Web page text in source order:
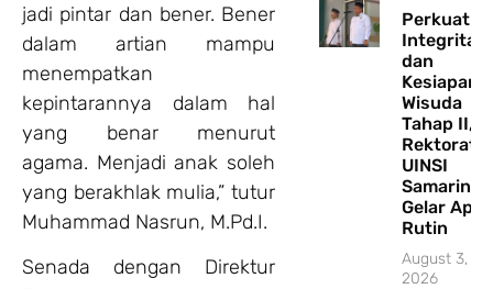
jadi pintar dan bener. Bener
dalam artian mampu
menempatkan
kepintarannya dalam hal
yang benar menurut
agama. Menjadi anak soleh
yang berakhlak mulia,” tutur
Muhammad Nasrun, M.Pd.I.
Senada dengan Direktur
Perkuat
Integritas
dan
Kesiapan
Wisuda
Tahap II,
Rektorat
UINSI
Samarinda
Gelar Apel
Rutin
August 3,
2026